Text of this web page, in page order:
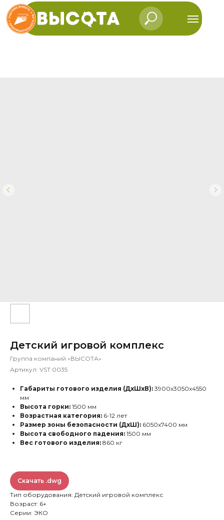
Детский игровой комплекс
Группа компаний «ВЫСОТА»
Артикул: VST 0035
Габариты готового изделия (ДхШхВ): 3900х3050х4550
мм
Высота горки: 1500 мм
Возрастная категория: 6-12 лет
Размер зоны безопасности (ДхШ): 6050x7400 мм
Высота свободного падения: 1500 мм
Вес готового изделия: 860 кг
Скачать .dwg
Тип оборудования: Детский игровой комплекс
Возраст: 6+
Серии: ЭКО